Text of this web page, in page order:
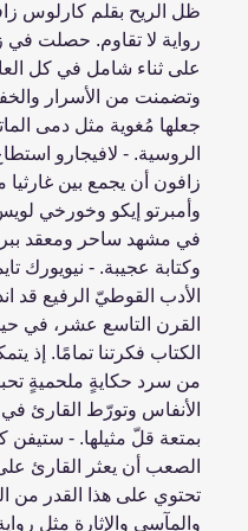
ظل الريح بقلم كارلوس
رواية لا تقاوم. حصلت
على ثناء شامل في كل
وتضمنت من الأسرار
جعلها مُغوية مثل دمى
الروسية. - لافيجارو
زافون أن يجمع بين غارثيا
وأمبرتو إيكو وخورخي
في مشهد ساحر ومعقد
وكتابة عجيبة. - نيويورك
الأدب القوطيّ الرفيع قد
القرن التاسع عشر، في
الكتاب فكرتنا تمامًا. إذ
من سرد حكايةٍ ملحميةٍ
الأنفاس وتورّط القارئ
بمتعة قلّ مثيلها. - ستيفن
الصعب أن يعثر القارئ
تحتوي على هذا القدر من
والمآسي والإثارة مثل